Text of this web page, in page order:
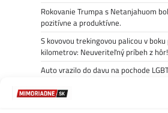
Rokovanie Trumpa s Netanjahuom
pozitívne a produktívne.
S kovovou trekingovou palicou v
kilometrov: Neuveriteľný príbeh z hôr!
Auto vrazilo do davu na pochode
Kategórie